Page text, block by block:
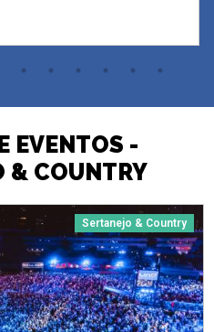
EVENTOS -
& COUNTRY
Sertanejo & Country